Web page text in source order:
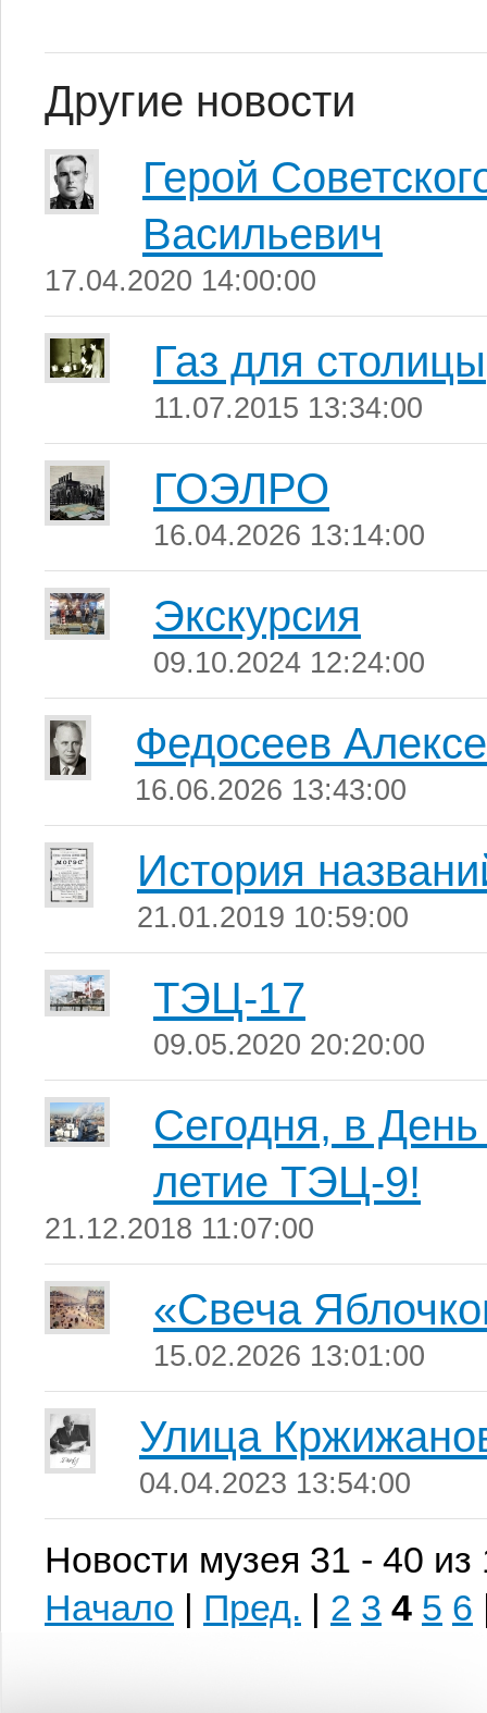
Другие новости
Герой
Васильевич
17.04.2020 14:00:00
Газ для столицы
11.07.2015 13:34:00
ГОЭЛРО
16.04.2026 13:14:00
Экскурсия
09.10.2024 12:24:00
Федосеев
16.06.2026 13:43:00
История
21.01.2019 10:59:00
ТЭЦ-17
09.05.2020 20:20:00
Сегодня, в День
летие ТЭЦ-9!
21.12.2018 11:07:00
«Свеча
15.02.2026 13:01:00
Улица
04.04.2023 13:54:00
Новости музея 31 - 40 из
Начало | Пред. | 2 3 4 5 6